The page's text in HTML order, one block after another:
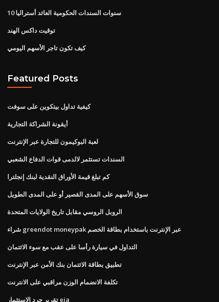
10 سنوات السندات الحكومية العائد أستراليا
توقيت داكس الهند
كيف تكون تاجر الأسهم اليومي
Featured Posts
كيفية تداول بيتكوين على سوفت
أيقونة الشراكة التجارية
لعبة البوكيمون للتجارة عبر الإنترنت
السندات تستثمر لالدمى قوات الدفاع الشعبي
كم تبلغ قيمة الأوراق النقدية لبنك إنجلترا
سوق الأسهم على المدى القصير أو على المدى الطويل
الروبل الروسي مقابل تاريخ الولايات المتحدة
شراء greendot moneypak عبر الإنترنت باستخدام بطاقة الخصم
التداول في سيارة رأسا على عقب مع سوء الائتمان
تطبيق بطاقة الائتمان بنك الأمن عبر الإنترنت
تكلفة الانضمام الوزن مراقبي على الانترنت
تقرير جرد الاستثمار eia